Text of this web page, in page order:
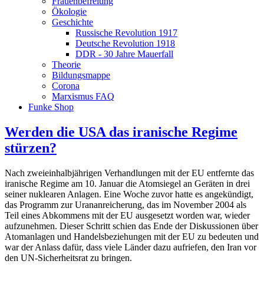
Ökologie
Geschichte
Russische Revolution 1917
Deutsche Revolution 1918
DDR - 30 Jahre Mauerfall
Theorie
Bildungsmappe
Corona
Marxismus FAQ
Funke Shop
Werden die USA das iranische Regime
stürzen?
Nach zweieinhalbjährigen Verhandlungen mit der EU entfernte das
iranische Regime am 10. Januar die Atomsiegel an Geräten in drei
seiner nuklearen Anlagen. Eine Woche zuvor hatte es angekündigt,
das Programm zur Urananreicherung, das im November 2004 als
Teil eines Abkommens mit der EU ausgesetzt worden war, wieder
aufzunehmen. Dieser Schritt schien das Ende der Diskussionen über
Atomanlagen und Handelsbeziehungen mit der EU zu bedeuten und
war der Anlass dafür, dass viele Länder dazu aufriefen, den Iran vor
den UN-Sicherheitsrat zu bringen.